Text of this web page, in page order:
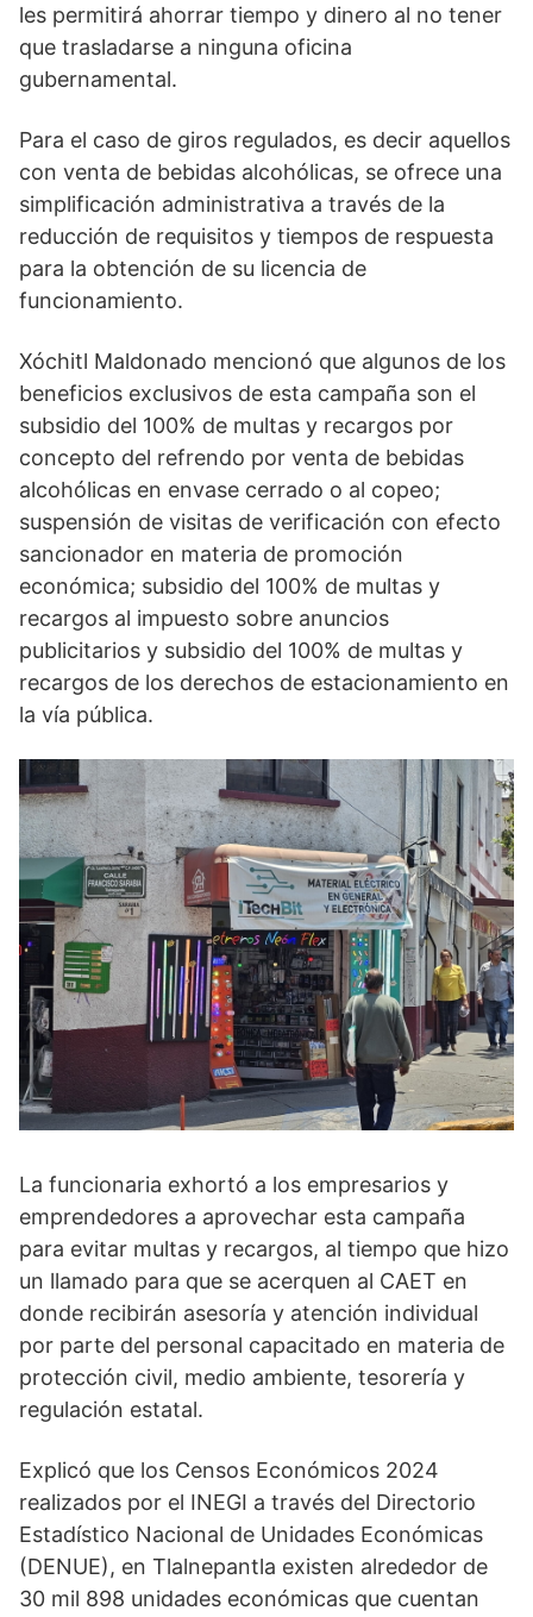
les permitirá ahorrar tiempo y dinero al no tener
que trasladarse a ninguna oficina
gubernamental.
Para el caso de giros regulados, es decir aquellos
con venta de bebidas alcohólicas, se ofrece una
simplificación administrativa a través de la
reducción de requisitos y tiempos de respuesta
para la obtención de su licencia de
funcionamiento.
Xóchitl Maldonado mencionó que algunos de los
beneficios exclusivos de esta campaña son el
subsidio del 100% de multas y recargos por
concepto del refrendo por venta de bebidas
alcohólicas en envase cerrado o al copeo;
suspensión de visitas de verificación con efecto
sancionador en materia de promoción
económica; subsidio del 100% de multas y
recargos al impuesto sobre anuncios
publicitarios y subsidio del 100% de multas y
recargos de los derechos de estacionamiento en
la vía pública.
La funcionaria exhortó a los empresarios y
emprendedores a aprovechar esta campaña
para evitar multas y recargos, al tiempo que hizo
un llamado para que se acerquen al CAET en
donde recibirán asesoría y atención individual
por parte del personal capacitado en materia de
protección civil, medio ambiente, tesorería y
regulación estatal.
Explicó que los Censos Económicos 2024
realizados por el INEGI a través del Directorio
Estadístico Nacional de Unidades Económicas
(DENUE), en Tlalnepantla existen alrededor de
30 mil 898 unidades económicas que cuentan